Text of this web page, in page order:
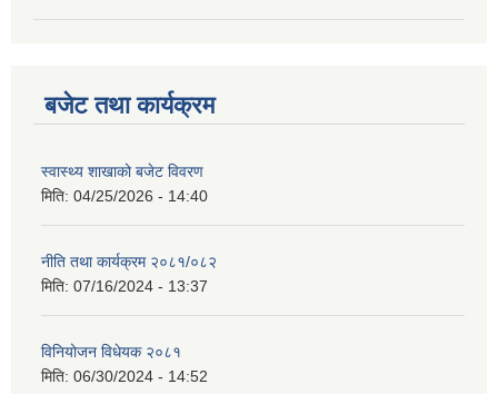
बजेट तथा कार्यक्रम
स्वास्थ्य शाखाको बजेट विवरण
मिति: 04/25/2026 - 14:40
नीति तथा कार्यक्रम २०८१/०८२
मिति: 07/16/2024 - 13:37
विनियोजन विधेयक २०८१
मिति: 06/30/2024 - 14:52